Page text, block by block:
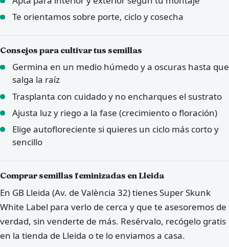
Te orientamos sobre porte, ciclo y cosecha
Consejos para cultivar tus semillas
Germina en un medio húmedo y a oscuras hasta que
salga la raíz
Trasplanta con cuidado y no encharques el sustrato
Ajusta luz y riego a la fase (crecimiento o floración)
Elige autofloreciente si quieres un ciclo más corto y
sencillo
Comprar semillas feminizadas en Lleida
En GB Lleida (Av. de València 32) tienes Super Skunk
White Label para verlo de cerca y que te asesoremos de
verdad, sin venderte de más. Resérvalo, recógelo gratis
en la tienda de Lleida o te lo enviamos a casa.